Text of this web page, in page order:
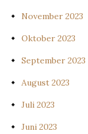
November 2023
Oktober 2023
September 2023
August 2023
Juli 2023
Juni 2023